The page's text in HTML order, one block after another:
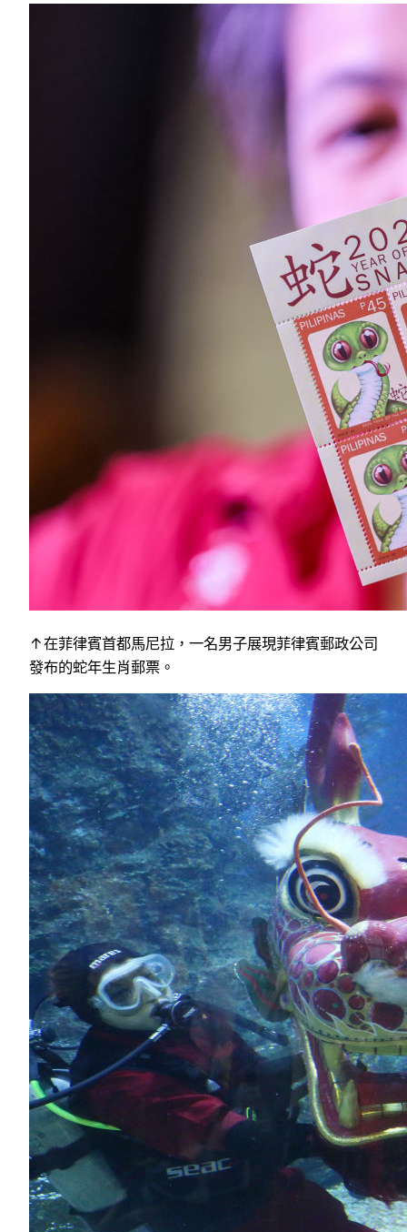
↑在菲律賓首都馬尼拉，一名男子展現菲律賓郵政公司
發布的蛇年生肖郵票。